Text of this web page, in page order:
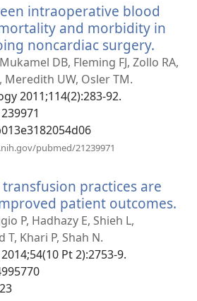
вікні)
intraoperative blood
and morbidity in
noncardiac surgery.
у
DB, Fleming FJ, Zollo RA,
Meredith UW, Osler TM.
2011;114(2):283-92.
pubmed/21239971
вікні)
practices are
patient outcomes.
P, Hadhazy E, Shieh L,
Khari P, Shah N.
Pt 2):2753-9.